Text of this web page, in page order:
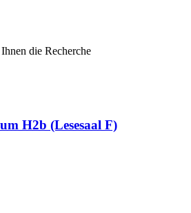
die Recherche
H2b (Lesesaal F)